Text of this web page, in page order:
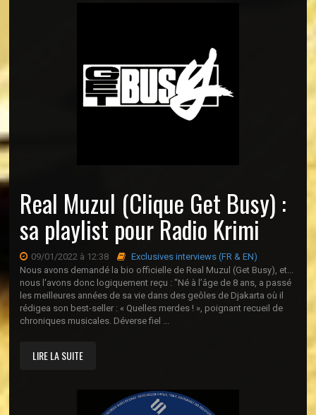
Real Muzul (Clique Get Busy) :
sa playlist pour Radio Krimi
09/01/2022 à 12:38
Exclusives interviews (FR & EN)
Nous avons demandé la bio officielle de Real Muzul (Get Busy), et...
nous l'avons donc logiquement reçu : "Né à l’âge de 8 ans, a passé
les meilleures années de sa vie dans des geôles de Djakarta où il
rédigea son best-seller : « Quelles merdes ! », poignant recueil de
chroniques musicales. Déverse fiel ...
LIRE LA SUITE